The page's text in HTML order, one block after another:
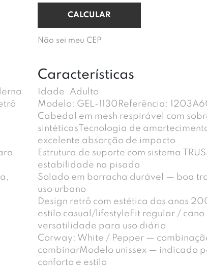
Não sei meu CEP
Características
Idade
Adulto
Modelo: GEL-1130Referência:
Cabedal em mesh respirável com
sintéticasTecnologia de
excelente absorção de impacto
Estrutura de suporte com sistema
estabilidade na pisada
Solado em borracha durável — boa
uso urbano
Design retrô com estética dos anos
estilo casual/lifestyleFit regular /
versatilidade para uso diário
Corway: White / Pepper —
combinarModelo unissex — indicado
conforto e estilo